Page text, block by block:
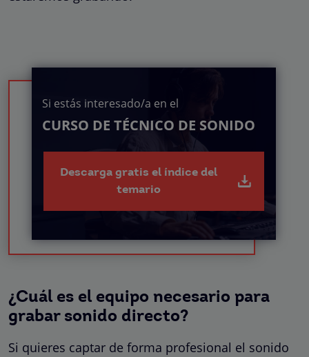
Si estás interesado/a en el
CURSO DE TÉCNICO DE SONIDO
Descarga gratis el índice del
temario
¿Cuál es el equipo necesario para
grabar sonido directo?
Si quieres captar de forma profesional el sonido